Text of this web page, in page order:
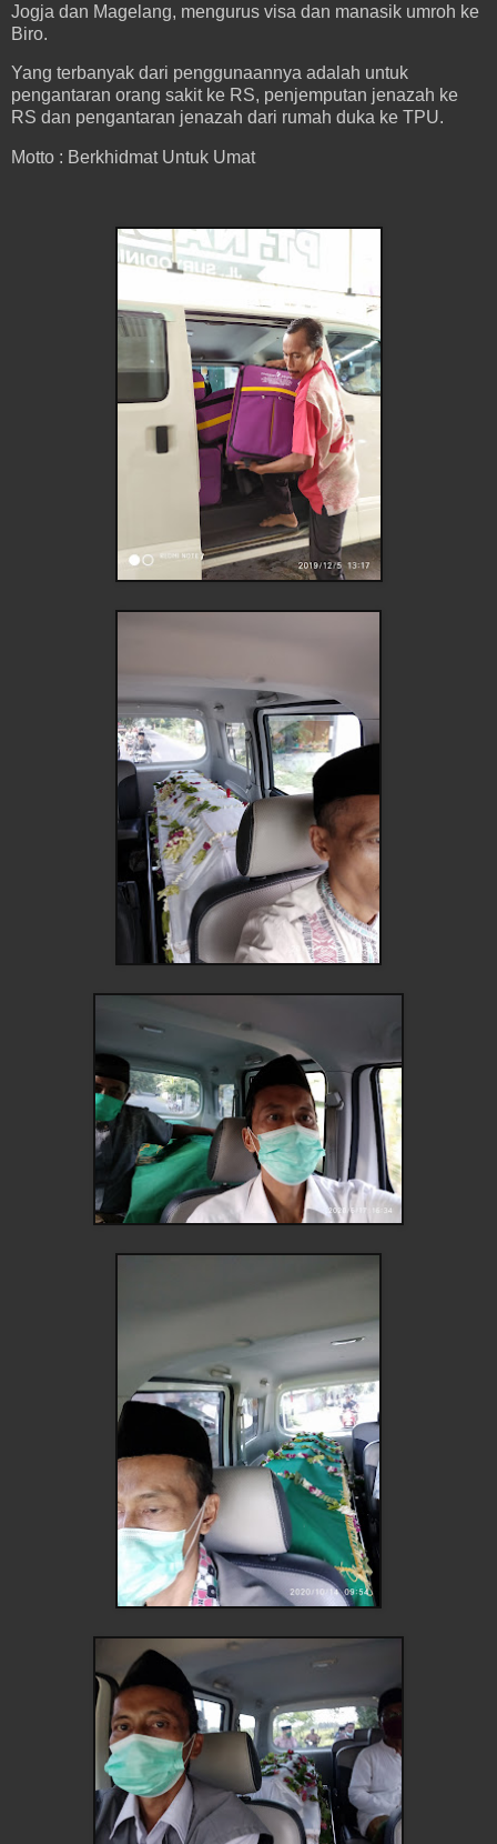
Jogja dan Magelang, mengurus visa dan manasik umroh ke
Biro.
Yang terbanyak dari penggunaannya adalah untuk
pengantaran orang sakit ke RS, penjemputan jenazah ke
RS dan pengantaran jenazah dari rumah duka ke TPU.
Motto : Berkhidmat Untuk Umat